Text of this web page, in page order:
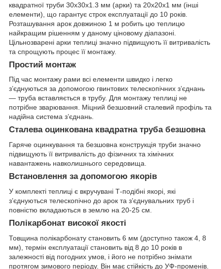
квадратної труби 30x30x1.3 мм (арки) та 20х20х1 мм (інші
елементи), що гарантує строк експлуатації до 10 років.
Розташування арок довжиною 1 м робить цю теплицю
найкращим рішенням у даному ціновому діапазоні.
Цільнозварені арки теплиці значно підвищують її витривалість
та спрощують процес її монтажу.
Простий монтаж
Під час монтажу рами всі елементи швидко і легко
з’єднуються за допомогою гвинтових телескопічних з’єднань
— труба вставляється в трубу. Для монтажу теплиці не
потрібне зварювання. Міцний безшовний сталевий профіль та
надійна система з’єднань.
Сталева оцинкована квадратна труба безшовна
Гаряче оцинкування та безшовна конструкція труби значно
підвищують її витривалість до фізичних та хімічних
навантажень навколишнього середовища.
Встановлення за допомогою якорів
У комплекті теплиці є вкручувані Т-подібні якорі, які
з’єднуються телескопічно до арок та з’єднувальних труб і
повністю вкладаються в землю на 20-25 см.
Полікарбонат високої якості
Товщина полікарбонату становить 6 мм (доступно також 4, 8
мм), термін експлуатації становить від 8 до 10 років в
залежності від погодних умов, і його не потрібно знімати
протягом зимового періоду. Він має стійкість до УФ-променів.